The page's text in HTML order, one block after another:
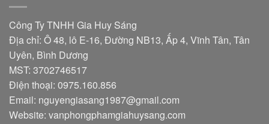
Công Ty TNHH Gia Huy Sáng
Địa chỉ: Ô 48, lô E-16, Đường NB13, Ấp 4, Vĩnh Tân, Tân
Uyên, Bình Dương
MST: 3702746517
Điện thoại: 0975.160.856
Email: nguyengiasang1987@gmail.com
Website: vanphongphamgiahuysang.com